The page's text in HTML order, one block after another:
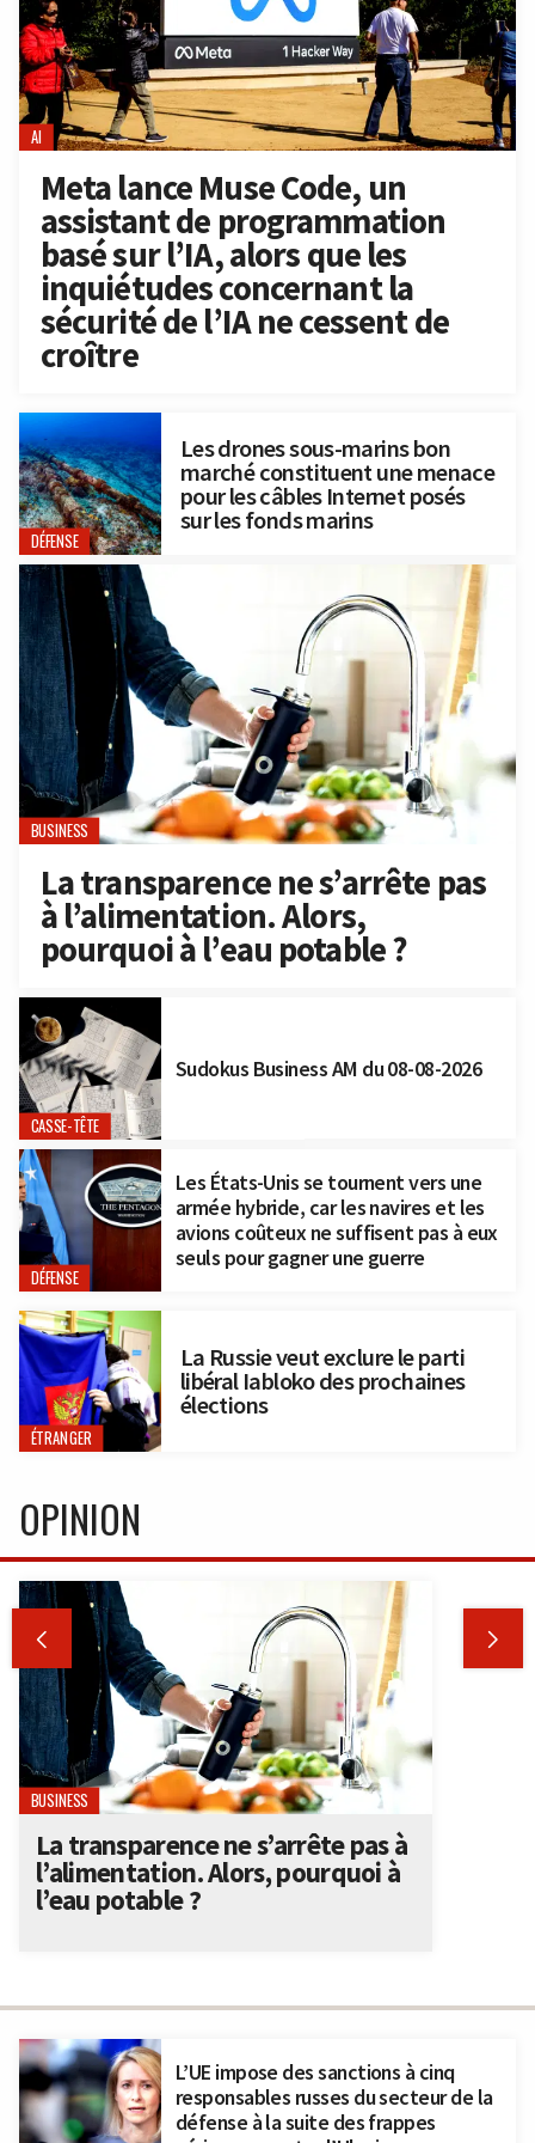
AI
Meta lance Muse Code, un
assistant de programmation
basé sur l’IA, alors que les
inquiétudes concernant la
sécurité de l’IA ne cessent de
croître
DÉFENSE
Les drones sous-marins bon
marché constituent une menace
pour les câbles Internet posés
sur les fonds marins
BUSINESS
La transparence ne s’arrête pas
à l’alimentation. Alors,
pourquoi à l’eau potable ?
CASSE-TÊTE
Sudokus Business AM du 08-08-2026
DÉFENSE
Les États-Unis se tournent vers une
armée hybride, car les navires et les
avions coûteux ne suffisent pas à eux
seuls pour gagner une guerre
ÉTRANGER
La Russie veut exclure le parti
libéral Iabloko des prochaines
élections
L’UE impose des sanctions à cinq
responsables russes du secteur de la
défense à la suite des frappes
OPINION
 
BUSINESS
La transparence ne s’arrête pas à
l’alimentation. Alors, pourquoi à
l’eau potable ?